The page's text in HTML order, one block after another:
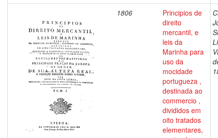
1806
Principios de
direito
mercantil, e
leis da
Marinha para
uso da
mocidade
portugueza ,
destinada ao
commercio ,
divididos em
oito tratados
elementares,